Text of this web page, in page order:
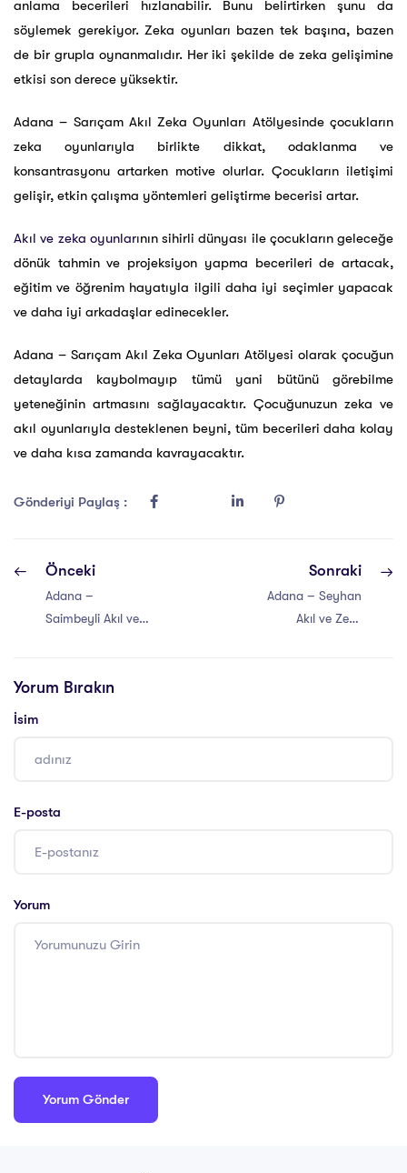
anlama becerileri hızlanabilir. Bunu belirtirken şunu da
söylemek gerekiyor. Zeka oyunları bazen tek başına, bazen
de bir grupla oynanmalıdır. Her iki şekilde de zeka gelişimine
etkisi son derece yüksektir.
Adana – Sarıçam Akıl Zeka Oyunları Atölyesinde çocukların
zeka oyunlarıyla birlikte dikkat, odaklanma ve
konsantrasyonu artarken motive olurlar. Çocukların iletişimi
gelişir, etkin çalışma yöntemleri geliştirme becerisi artar.
Akıl ve zeka oyunlarının sihirli dünyası ile çocukların geleceğe
dönük tahmin ve projeksiyon yapma becerileri de artacak,
eğitim ve öğrenim hayatıyla ilgili daha iyi seçimler yapacak
ve daha iyi arkadaşlar edinecekler.
Adana – Sarıçam Akıl Zeka Oyunları Atölyesi olarak çocuğun
detaylarda kaybolmayıp tümü yani bütünü görebilme
yeteneğinin artmasını sağlayacaktır. Çocuğunuzun zeka ve
akıl oyunlarıyla desteklenen beyni, tüm becerileri daha kolay
ve daha kısa zamanda kavrayacaktır.
Gönderiyi Paylaş :
Önceki
Adana –
Saimbeyli Akıl ve
Sonraki
Adana – Seyhan
Akıl ve Zeka
Yorum Bırakın
İsim
E-posta
Yorum